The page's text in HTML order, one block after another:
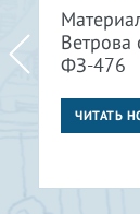
Ветрова
ФЗ-476
ЧИТАТЬ